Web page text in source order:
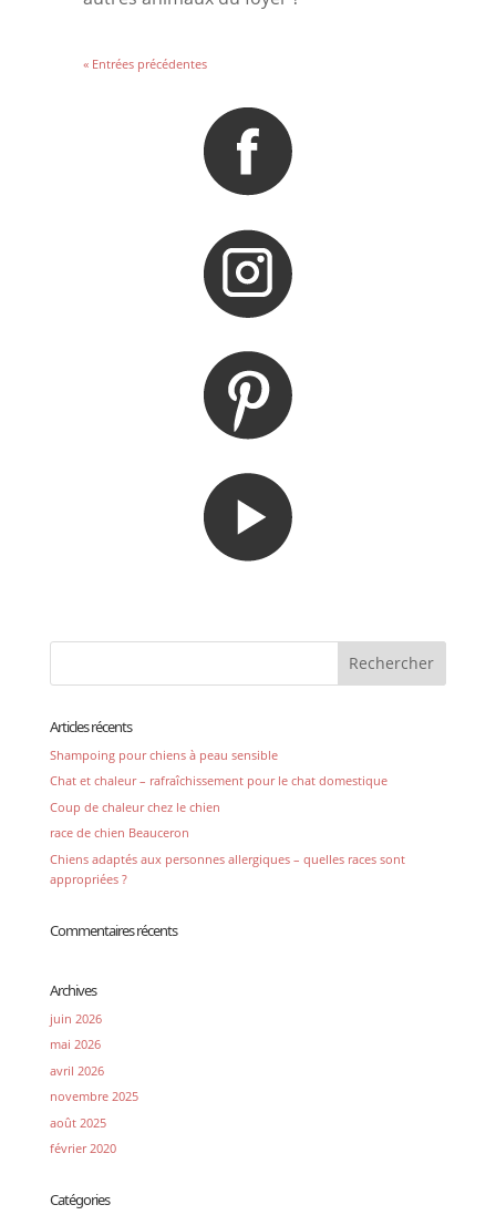
« Entrées précédentes
Articles récents
Shampoing pour chiens à peau sensible
Chat et chaleur – rafraîchissement pour le chat domestique
Coup de chaleur chez le chien
race de chien Beauceron
Chiens adaptés aux personnes allergiques – quelles races sont
appropriées ?
Commentaires récents
Archives
juin 2026
mai 2026
avril 2026
novembre 2025
août 2025
février 2020
Catégories